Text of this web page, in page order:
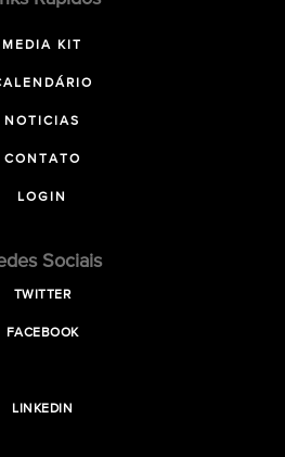
MEDIA KIT
NOTICIAS
CONTATO
LOGIN
Sociais
TWITTER
FACEBOOK
LINKEDIN